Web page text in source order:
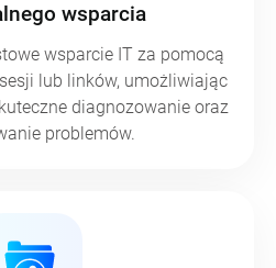
wsparcia
wsparcie IT za pomocą
lub linków, umożliwiając
diagnozowanie oraz
problemów.